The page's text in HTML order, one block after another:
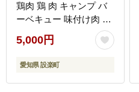
鶏肉 鶏 肉 キャンプ バ
ーベキュー 味付け肉 大
容量 手軽 焼くだけ 地鶏
せせり肉 焼肉 焼き鳥
5000円 5000 -174
5,000円
愛知県 設楽町